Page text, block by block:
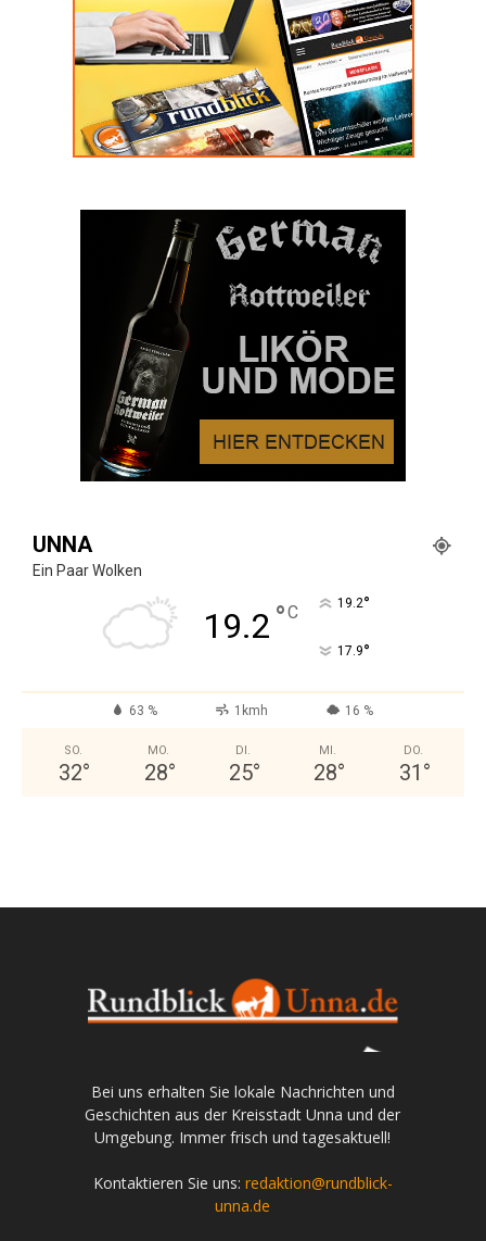
UNNA
Ein Paar Wolken
19.2 °C 19.2°
17.9°
63 % 1kmh 16 %
SO.
32°
MO.
28°
DI.
25°
MI.
28°
DO.
31 °
Bei uns erhalten Sie lokale Nachrichten und
Geschichten aus der Kreisstadt Unna und der
Umgebung. Immer frisch und tagesaktuell!
Kontaktieren Sie uns: redaktion@rundblick-
unna.de